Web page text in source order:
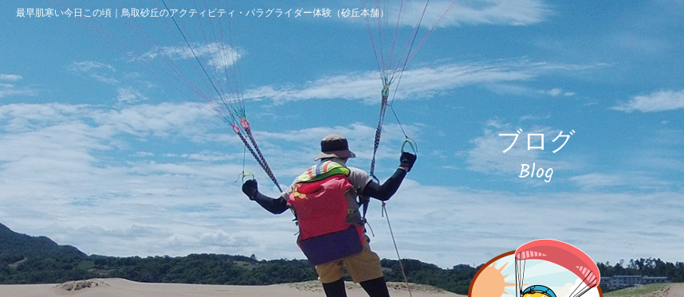
最早肌寒い今日この頃｜鳥取砂丘のアクティビティ・パラグライダー体験（砂丘本舗）
ブログ
Blog